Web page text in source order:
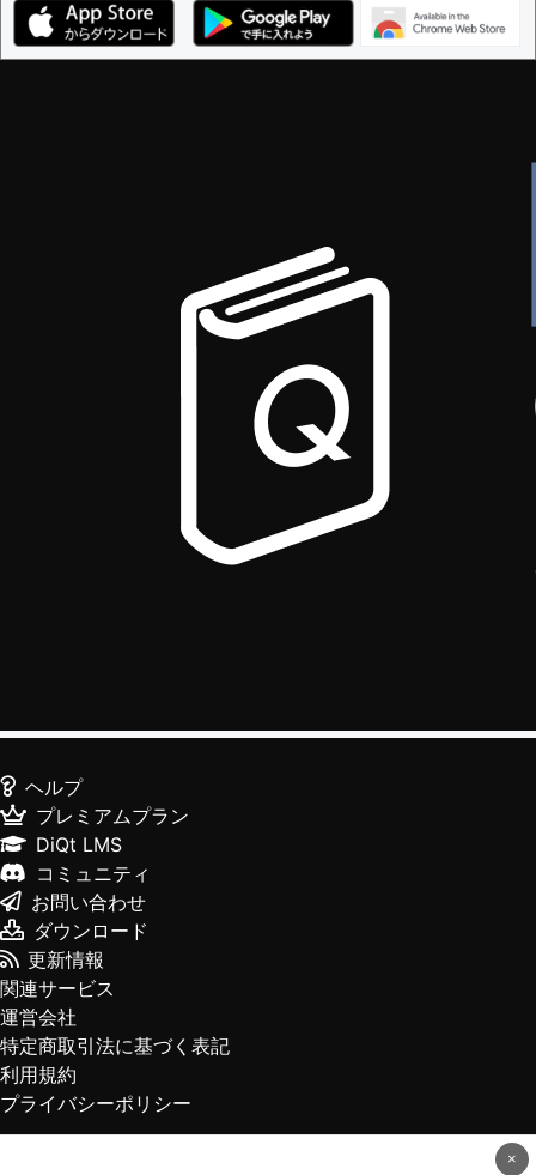
×
ヘルプ
プレミアムプラン
DiQt LMS
コミュニティ
お問い合わせ
ダウンロード
更新情報
関連サービス
運営会社
特定商取引法に基づく表記
利用規約
プライバシーポリシー